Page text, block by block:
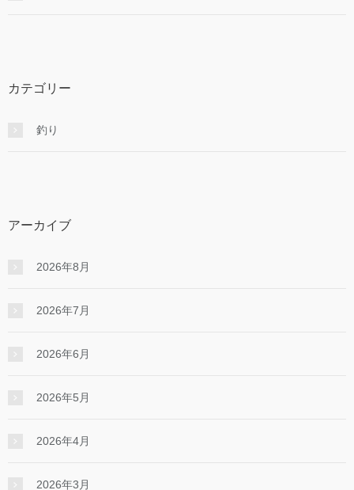
カテゴリー
釣り
アーカイブ
2026年8月
2026年7月
2026年6月
2026年5月
2026年4月
2026年3月